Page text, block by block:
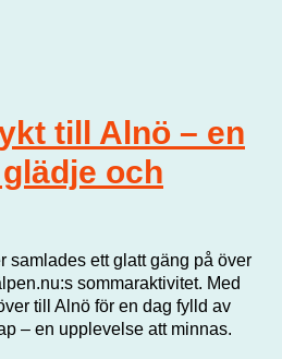
till Alnö – en
och
samlades ett glatt gäng på över
sommaraktivitet. Med
till Alnö för en dag fylld av
– en upplevelse att minnas.